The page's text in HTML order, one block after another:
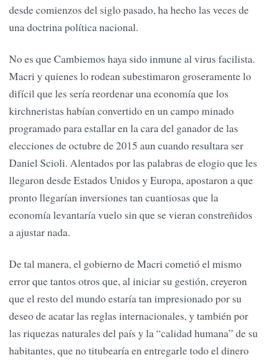
desde comienzos del siglo pasado, ha hecho las veces de
una doctrina política nacional.
No es que Cambiemos haya sido inmune al virus facilista.
Macri y quienes lo rodean subestimaron groseramente lo
difícil que les sería reordenar una economía que los
kirchneristas habían convertido en un campo minado
programado para estallar en la cara del ganador de las
elecciones de octubre de 2015 aun cuando resultara ser
Daniel Scioli. Alentados por las palabras de elogio que les
llegaron desde Estados Unidos y Europa, apostaron a que
pronto llegarían inversiones tan cuantiosas que la
economía levantaría vuelo sin que se vieran constreñidos
a ajustar nada.
De tal manera, el gobierno de Macri cometió el mismo
error que tantos otros que, al iniciar su gestión, creyeron
que el resto del mundo estaría tan impresionado por su
deseo de acatar las reglas internacionales, y también por
las riquezas naturales del país y la “calidad humana” de su
habitantes, que no titubearía en entregarle todo el dinero